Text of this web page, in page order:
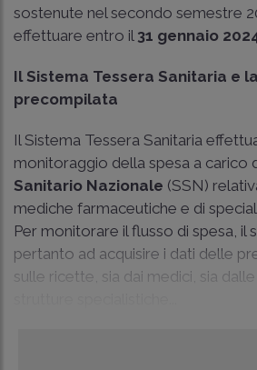
sostenute nel secondo semestre
effettuare entro il 31 gennaio
Il Sistema Tessera Sanitaria e
precompilata
Il Sistema Tessera Sanitaria
monitoraggio della spesa a carico
Sanitario Nazionale (SSN)
mediche farmaceutiche e di
Per monitorare il flusso di spesa, il
pertanto ad acquisire i dati delle
sulle ricette, sia dai medici, sia